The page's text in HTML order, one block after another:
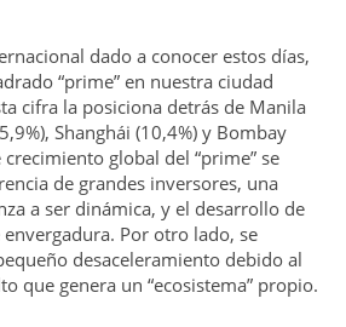
dado a conocer estos días,
“prime” en nuestra ciudad
cifra la posiciona detrás de Manila
Shanghái (10,4%) y Bombay
crecimiento global del “prime” se
de grandes inversores, una
a ser dinámica, y el desarrollo de
Por otro lado, se
desaceleramiento debido al
que genera un “ecosistema” propio.